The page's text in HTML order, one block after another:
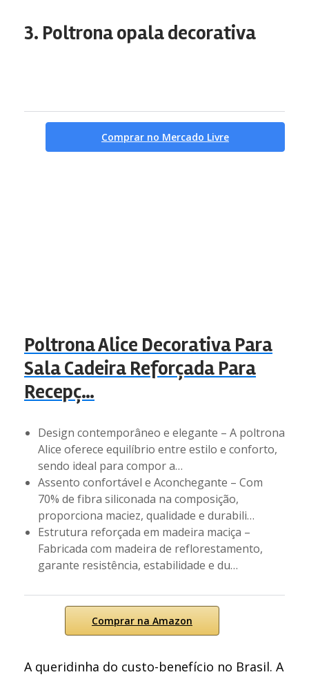
3. Poltrona opala decorativa
Comprar no Mercado Livre
Poltrona Alice Decorativa Para
Sala Cadeira Reforçada Para
Recepç…
Design contemporâneo e elegante – A poltrona
Alice oferece equilíbrio entre estilo e conforto,
sendo ideal para compor a…
Assento confortável e Aconchegante – Com
70% de fibra siliconada na composição,
proporciona maciez, qualidade e durabili…
Estrutura reforçada em madeira maciça –
Fabricada com madeira de reflorestamento,
garante resistência, estabilidade e du…
Comprar na Amazon
A queridinha do custo-benefício no Brasil. A